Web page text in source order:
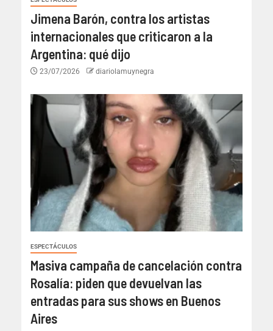
Jimena Barón, contra los artistas
internacionales que criticaron a la
Argentina: qué dijo
23/07/2026 diariolamuynegra
ESPECTÁCULOS
Masiva campaña de cancelación contra
Rosalía: piden que devuelvan las
entradas para sus shows en Buenos
Aires